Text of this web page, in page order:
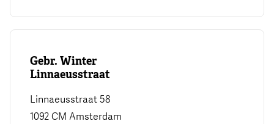
Gebr. Winter
Linnaeusstraat
Linnaeusstraat 58
1092 CM Amsterdam